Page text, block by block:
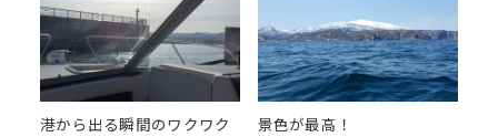
港から出る瞬間のワクワク 景色が最高！